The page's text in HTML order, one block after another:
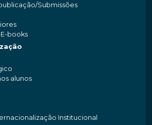
Submissões
books
alunos
Institucional